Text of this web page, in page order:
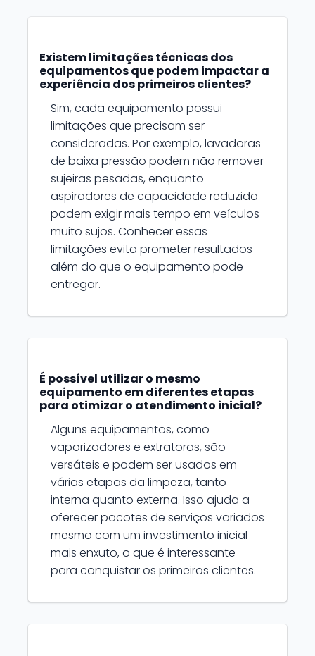
Existem limitações técnicas dos
equipamentos que podem impactar a
experiência dos primeiros clientes?
Sim, cada equipamento possui
limitações que precisam ser
consideradas. Por exemplo, lavadoras
de baixa pressão podem não remover
sujeiras pesadas, enquanto
aspiradores de capacidade reduzida
podem exigir mais tempo em veículos
muito sujos. Conhecer essas
limitações evita prometer resultados
além do que o equipamento pode
entregar.
É possível utilizar o mesmo
equipamento em diferentes etapas
para otimizar o atendimento inicial?
Alguns equipamentos, como
vaporizadores e extratoras, são
versáteis e podem ser usados em
várias etapas da limpeza, tanto
interna quanto externa. Isso ajuda a
oferecer pacotes de serviços variados
mesmo com um investimento inicial
mais enxuto, o que é interessante
para conquistar os primeiros clientes.